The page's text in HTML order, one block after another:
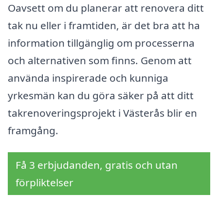
Oavsett om du planerar att renovera ditt
tak nu eller i framtiden, är det bra att ha
information tillgänglig om processerna
och alternativen som finns. Genom att
använda inspirerade och kunniga
yrkesmän kan du göra säker på att ditt
takrenoveringsprojekt i Västerås blir en
framgång.
Få 3 erbjudanden, gratis och utan
förpliktelser